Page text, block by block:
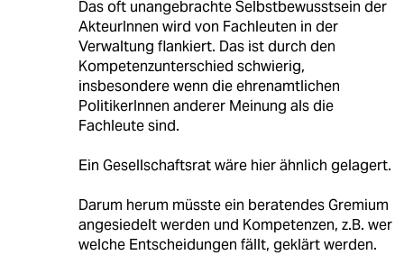
Das oft unangebrachte Selbstbewusstsein der
AkteurInnen wird von Fachleuten in der
Verwaltung flankiert. Das ist durch den
Kompetenzunterschied schwierig,
insbesondere wenn die ehrenamtlichen
PolitikerInnen anderer Meinung als die
Fachleute sind.
Ein Gesellschaftsrat wäre hier ähnlich gelagert.
Darum herum müsste ein beratendes Gremium
angesiedelt werden und Kompetenzen, z.B. wer
welche Entscheidungen fällt, geklärt werden.